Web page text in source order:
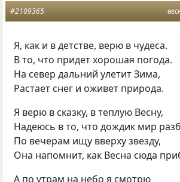
#2109365
Я, как и в детстве, верю в чудеса.
В то, что придет хорошая погода.
На север дальний улетит Зима,
Растает снег и оживет природа.
Я верю в сказку, в теплую Весну,
Надеюсь в то, что дождик мир
По вечерам ищу вверху звезду,
Она напомнит, как Весна сюда
А по утрам на небо я смотрю